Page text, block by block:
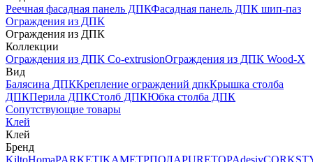
Реечная фасадная панель ДПКФасадная панель ДПК шип-паз
Ограждения из ДПК
Ограждения из ДПК
Коллекции
Ограждения из ДПК Co-extrusionОграждения из ДПК Wood-X
Вид
Балясина ДПККрепление ограждений дпкКрышка столба
ДПКПерила ДПКСтолб ДПКЮбка столба ДПК
Сопутствующие товары
Клей
Клей
Бренд
KiltoHomaPARKETIKAМЕТРПОЛАPURETOPAdesiv